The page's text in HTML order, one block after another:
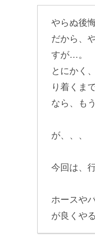
やらぬ後
だから、
すが…。
とにかく
り着くま
なら、も
が、、、
今回は、
ホースや
が良くや